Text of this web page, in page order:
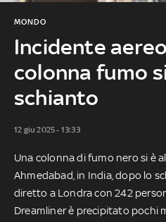
Incidente
colonna fumo
schianto
MONDO
12 giu 2025 - 13:33
Una colonna di fumo nero si è
Ahmedabad, in India, dopo lo
diretto a Londra con 242
Dreamliner è precipitato pochi